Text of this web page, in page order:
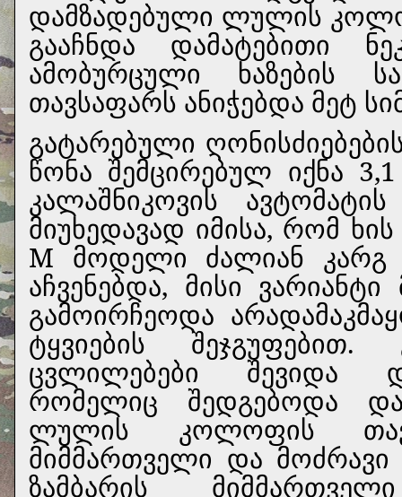
დამზადებული ლულის
გააჩნდა დამატებითი
ამობურცული ხაზების
თავსაფარს ანიჭებდა მეტ
გატარებული
წონა შემცირებულ იქნა
კალაშნიკოვის
მიუხედავად იმისა, რომ
М მოდელი ძალიან კარგ
აჩვენებდა, მისი
გამოირჩეოდა
ტყვიების შეჯგუფებით.
ცვლილებები შევიდა
რომელიც შედგებოდა
ლულის კოლოფის
მიმმართველი და მოძრავი
ზამბარის